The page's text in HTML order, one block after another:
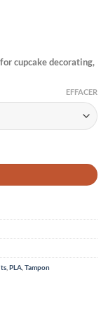
cupcake decorating,
EFFACER
PLA Tampon